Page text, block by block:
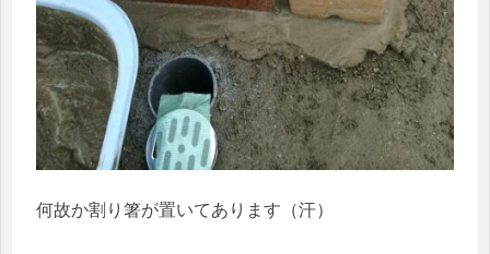
何故か割り箸が置いてあります（汗）